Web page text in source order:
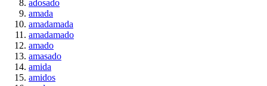
adosado
amada
amadamada
amadamado
amado
amasado
amida
amidos